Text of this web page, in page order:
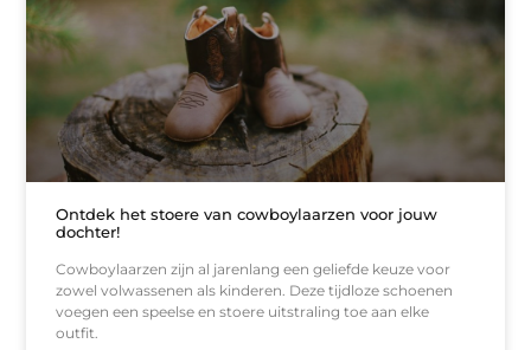
Ontdek het stoere van cowboylaarzen voor jouw
dochter!
Cowboylaarzen zijn al jarenlang een geliefde keuze voor
zowel volwassenen als kinderen. Deze tijdloze schoenen
voegen een speelse en stoere uitstraling toe aan elke
outfit.